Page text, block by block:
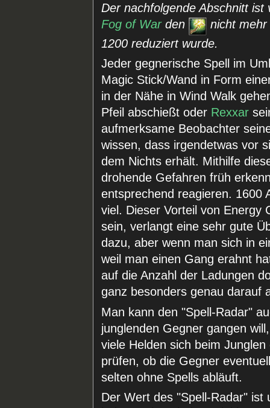
Der nachfolgende Abschnitt
Fog of Warden
nicht
1200 reduziert wurde.
Jeder gegnerische Spell im
Magic Stick/Wand in Form
in der Nähe in Wind Walk
Pfeil abschießt oder Rexxar
aufmerksame Beobachter
wissen, dass irgendetwas vor
dem Nichts erhält. Mithilfe
drohende Gefahren früh
entsprechend reagieren. 1600
viel. Dieser Vorteil von Energy
sein, verlangt eine sehr gute
dazu, aber wenn man sich in
weil man einen Gang erahnt
auf die Anzahl der Ladungen
ganz besonders genau darauf
Man kann den "Spell-Radar"
junglenden Gegner gangen
viele Helden sich beim
prüfen, ob die Gegner
selten ohne Spells abläuft.
Der Wert des "Spell-Radar" ist